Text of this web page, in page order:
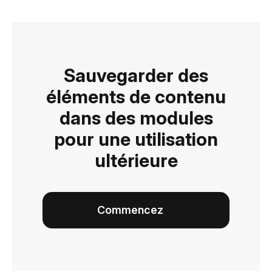
Sauvegarder des
éléments de contenu
dans des modules
pour une utilisation
ultérieure
Commencez